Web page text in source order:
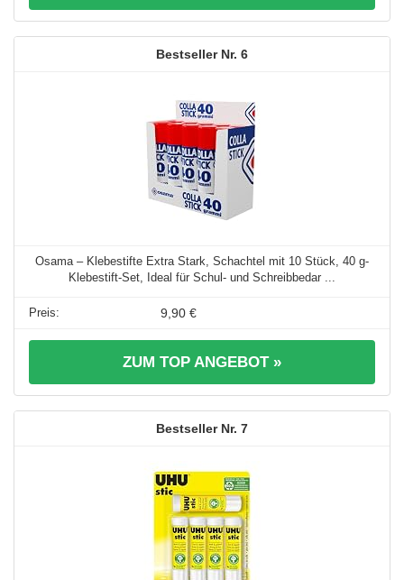
6
Osama – Klebestifte Extra Stark, Schachtel mit 10 Stück, 40 g-
Klebestift-Set, Ideal für Schul- und Schreibbedar ...
9,90 €
ZUM TOP ANGEBOT »
7